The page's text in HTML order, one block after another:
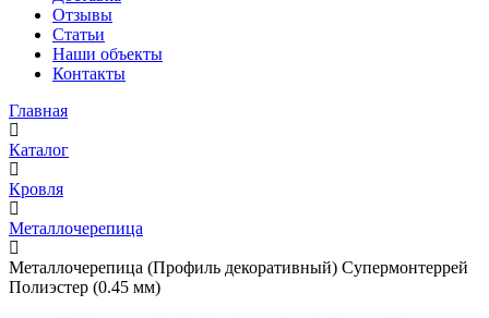
Отзывы
Статьи
Наши объекты
Контакты
Главная
Каталог
Кровля
Металлочерепица
Металлочерепица (Профиль декоративный) Супермонтеррей
Полиэстер (0.45 мм)